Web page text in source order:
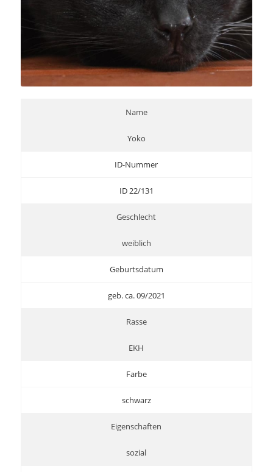
Name
Yoko
ID-Nummer
ID 22/131
Geschlecht
weiblich
Geburtsdatum
geb. ca. 09/2021
Rasse
EKH
Farbe
schwarz
Eigenschaften
sozial